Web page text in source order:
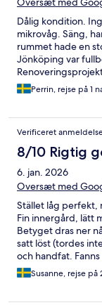
Dålig kondition.
mikrovåg. Säng,
rummet hade en
Jönköping var
Perrin, rejse på 1
Verificeret
8/10 Rigtig
6. jan. 2026
Oversæt med
Stället låg perfekt,
Fin innergård, lätt
Betyget dras ner
satt löst (tordes
och handfat.
trots att det utlovas
Susanne, rejse